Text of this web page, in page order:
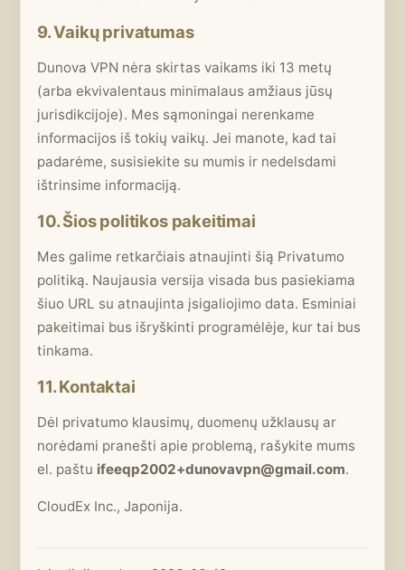
9. Vaikų privatumas
Dunova VPN nėra skirtas vaikams iki 13 metų
(arba ekvivalentaus minimalaus amžiaus jūsų
jurisdikcijoje). Mes sąmoningai nerenkame
informacijos iš tokių vaikų. Jei manote, kad tai
padarėme, susisiekite su mumis ir nedelsdami
ištrinsime informaciją.
10. Šios politikos pakeitimai
Mes galime retkarčiais atnaujinti šią Privatumo
politiką. Naujausia versija visada bus pasiekiama
šiuo URL su atnaujinta įsigaliojimo data. Esminiai
pakeitimai bus išryškinti programėlėje, kur tai bus
tinkama.
11. Kontaktai
Dėl privatumo klausimų, duomenų užklausų ar
norėdami pranešti apie problemą, rašykite mums
el. paštu ifeeqp2002+dunovavpn@gmail.com.
CloudEx Inc., Japonija.